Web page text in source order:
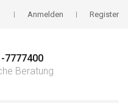
Anmelden Register
7777400
Beratung